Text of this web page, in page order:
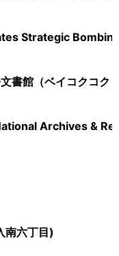
Strategic
書館（ベイコクコク
Archives &
南六丁目)